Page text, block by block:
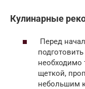
Кулинарные
Перед
необходимо
щеткой,
небольшим